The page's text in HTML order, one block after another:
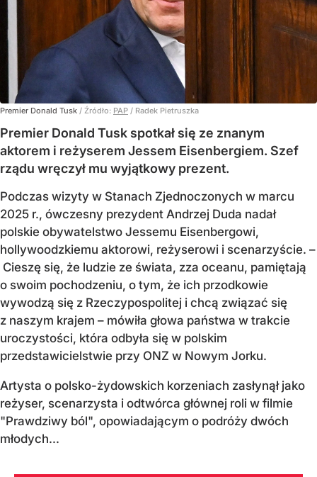
Premier Donald Tusk / Źródło: PAP / Radek Pietruszka
Premier Donald Tusk spotkał się ze znanym
aktorem i reżyserem Jessem Eisenbergiem. Szef
rządu wręczył mu wyjątkowy prezent.
Podczas wizyty w Stanach Zjednoczonych w marcu
2025 r., ówczesny prezydent Andrzej Duda nadał
polskie obywatelstwo Jessemu Eisenbergowi,
hollywoodzkiemu aktorowi, reżyserowi i scenarzyście. –
Cieszę się, że ludzie ze świata, zza oceanu, pamiętają
o swoim pochodzeniu, o tym, że ich przodkowie
wywodzą się z Rzeczypospolitej i chcą związać się
z naszym krajem – mówiła głowa państwa w trakcie
uroczystości, która odbyła się w polskim
przedstawicielstwie przy ONZ w Nowym Jorku.
Artysta o polsko-żydowskich korzeniach zasłynął jako
reżyser, scenarzysta i odtwórca głównej roli w filmie
"Prawdziwy ból", opowiadającym o podróży dwóch
młodych...